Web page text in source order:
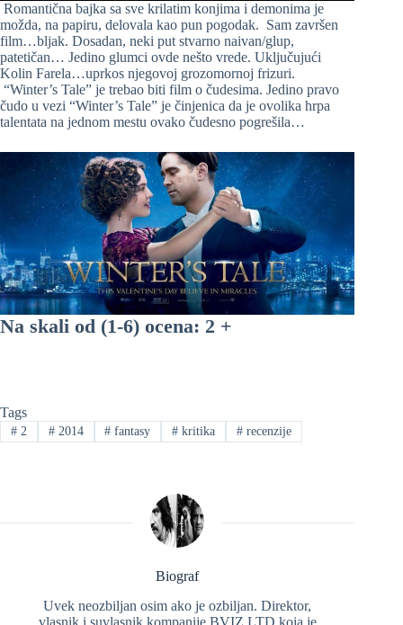
Romantična bajka sa sve krilatim konjima i demonima je
možda, na papiru, delovala kao pun pogodak. Sam završen
film…bljak. Dosadan, neki put stvarno naivan/glup,
patetičan… Jedino glumci ovde nešto vrede. Uključujući
Kolin Farela…uprkos njegovoj grozomornoj frizuri.
“Winter’s Tale” je trebao biti film o čudesima. Jedino pravo
čudo u vezi “Winter’s Tale” je činjenica da je ovolika hrpa
talentata na jednom mestu ovako čudesno pogrešila…
Na skali od (1-6) ocena: 2 +
Tags
#2 #2014 # fantasy # kritika # recenzije
Biograf
Uvek neozbiljan osim ako je ozbiljan. Direktor,
vlasnik i suvlasnik kompanije BVIZ LTD koja je